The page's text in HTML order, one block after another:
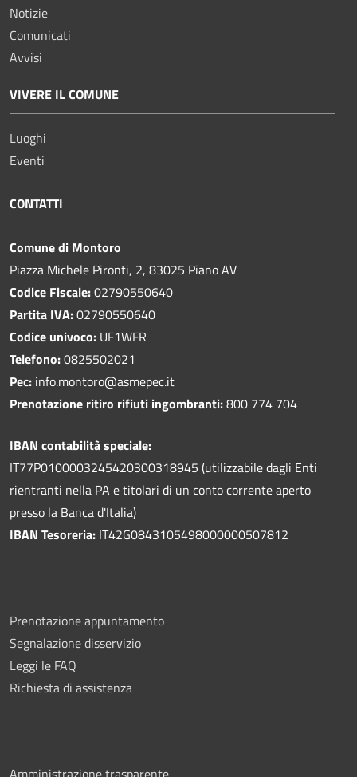
Notizie
Comunicati
Avvisi
VIVERE IL COMUNE
Luoghi
Eventi
CONTATTI
Comune di Montoro
Piazza Michele Pironti, 2, 83025 Piano AV
Codice Fiscale:02790550640
Partita IVA:02790550640
Codice univoco: UF1WFR
Telefono:0825502021
Pec: info.montoro@asmepec.it
Prenotazione ritiro rifiuti ingombranti:800 774 704
IBAN contabilità speciale:
IT77P0100003245420300318945 (utilizzabile dagli Enti
rientranti nella PA e titolari di un conto corrente aperto
presso la Banca d'Italia)
IBAN Tesoreria: IT42G0843105498000000507812
Prenotazione appuntamento
Segnalazione disservizio
Leggi le FAQ
Richiesta di assistenza